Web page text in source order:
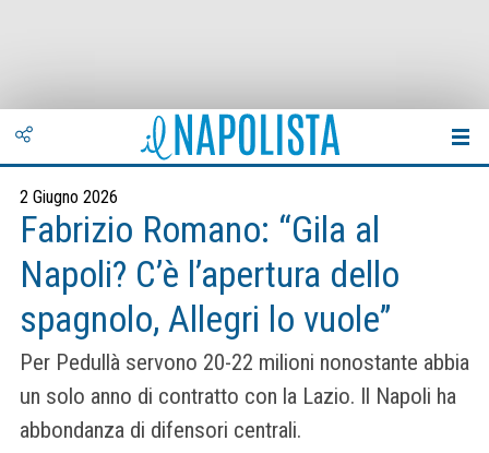
2 Giugno 2026
Fabrizio Romano: “Gila al
Napoli? C’è l’apertura dello
spagnolo, Allegri lo vuole”
Per Pedullà servono 20-22 milioni nonostante abbia
un solo anno di contratto con la Lazio. Il Napoli ha
abbondanza di difensori centrali.